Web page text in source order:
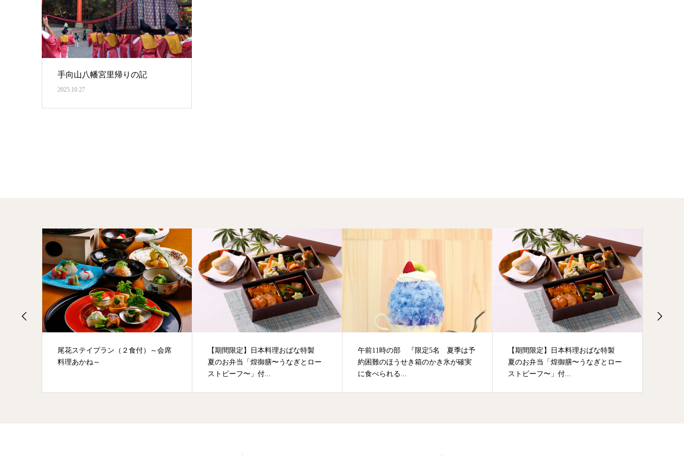
手向山八幡宮里帰りの記
2025.10.27
尾花ステイプラン（２食付）～会席
料理あかね～
【期間限定】日本料理おばな特製
夏のお弁当「煌御膳〜うなぎとロー
ストビーフ〜」付...
午前11時の部 『限定5名 夏季は予
約困難のほうせき箱のかき氷が確実
に食べられる...
【期間限定】日本料理おばな特製
夏のお弁当「煌御膳〜うなぎとロー
ストビーフ〜」付...